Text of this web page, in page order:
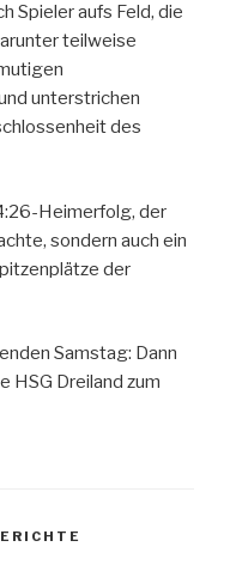
Spieler aufs Feld, die
teilweise
unterstrichen
des
Heimerfolg, der
sondern auch ein
der
Samstag: Dann
HSG Dreiland zum